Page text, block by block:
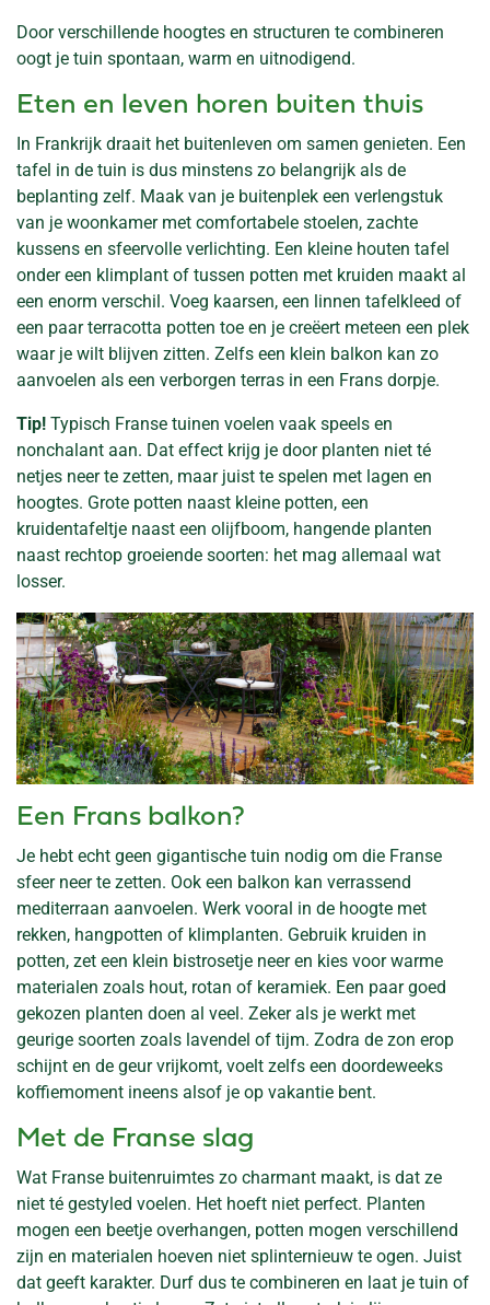
Door verschillende hoogtes en structuren te combineren
oogt je tuin spontaan, warm en uitnodigend.
Eten en leven horen buiten thuis
In Frankrijk draait het buitenleven om samen genieten. Een
tafel in de tuin is dus minstens zo belangrijk als de
beplanting zelf. Maak van je buitenplek een verlengstuk
van je woonkamer met comfortabele stoelen, zachte
kussens en sfeervolle verlichting. Een kleine houten tafel
onder een klimplant of tussen potten met kruiden maakt al
een enorm verschil. Voeg kaarsen, een linnen tafelkleed of
een paar terracotta potten toe en je creëert meteen een plek
waar je wilt blijven zitten. Zelfs een klein balkon kan zo
aanvoelen als een verborgen terras in een Frans dorpje.
Tip! Typisch Franse tuinen voelen vaak speels en
nonchalant aan. Dat effect krijg je door planten niet té
netjes neer te zetten, maar juist te spelen met lagen en
hoogtes. Grote potten naast kleine potten, een
kruidentafeltje naast een olijfboom, hangende planten
naast rechtop groeiende soorten: het mag allemaal wat
losser.
Een Frans balkon?
Je hebt echt geen gigantische tuin nodig om die Franse
sfeer neer te zetten. Ook een balkon kan verrassend
mediterraan aanvoelen. Werk vooral in de hoogte met
rekken, hangpotten of klimplanten. Gebruik kruiden in
potten, zet een klein bistrosetje neer en kies voor warme
materialen zoals hout, rotan of keramiek. Een paar goed
gekozen planten doen al veel. Zeker als je werkt met
geurige soorten zoals lavendel of tijm. Zodra de zon erop
schijnt en de geur vrijkomt, voelt zelfs een doordeweeks
koffiemoment ineens alsof je op vakantie bent.
Met de Franse slag
Wat Franse buitenruimtes zo charmant maakt, is dat ze
niet té gestyled voelen. Het hoeft niet perfect. Planten
mogen een beetje overhangen, potten mogen verschillend
zijn en materialen hoeven niet splinternieuw te ogen. Juist
dat geeft karakter. Durf dus te combineren en laat je tuin of